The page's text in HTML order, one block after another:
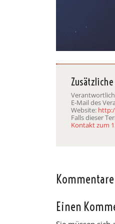
E-Mail des
Website:
Falls dieser
Kontakt zum
Kommentare
Einen